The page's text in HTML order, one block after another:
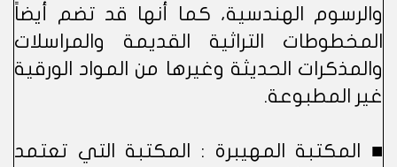
والرسوم الهندسية، كما أنها قد تضم أيضاً
المخطوطات التراثية القديمة والمراسلات
والمذكرات الحديثة وغيرها من المواد الورقية
غير المطبوعة.
■ المكتبة المهيبرة : المكتبة التي تعتمد